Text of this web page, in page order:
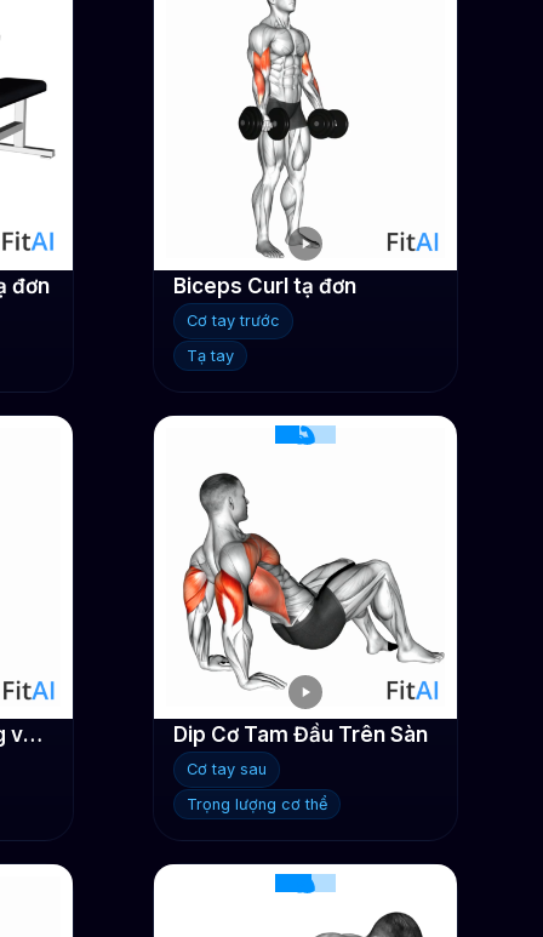
đơn Biceps Curl tạ đơn
Cơ tay trước
Tạ tay
Duỗi cơ tam đầu đứng với tạ đơn Dip Cơ Tam Đầu Trên Sàn
Cơ tay sau
Trọng lượng cơ thể